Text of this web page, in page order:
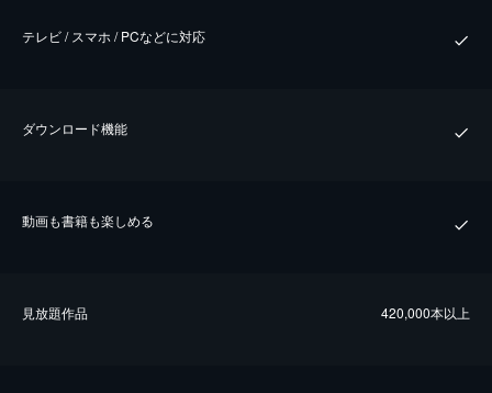
テレビ / スマホ / PCなどに対応
ダウンロード機能
動画も書籍も楽しめる
⾒放題作品 420,000本以上